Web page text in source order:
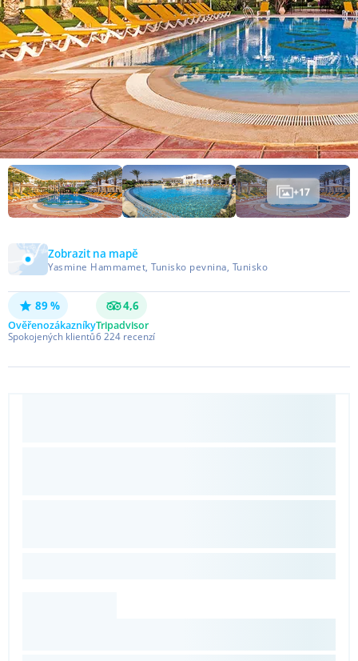
+17
Zobrazit na mapě
Yasmine Hammamet, Tunisko pevnina, Tunisko
89 %
Ověřenozákazníky
Spokojených klientů
4,6
Tripadvisor
6 224 recenzí